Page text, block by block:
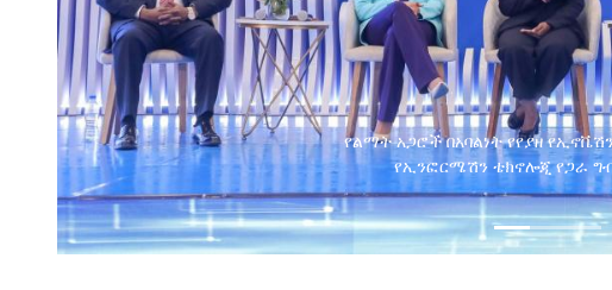
የልማት አጋሮች በአባልነት የየያዘ
የኢንፎርሜሽን ቴክኖሎጂ የጋራ